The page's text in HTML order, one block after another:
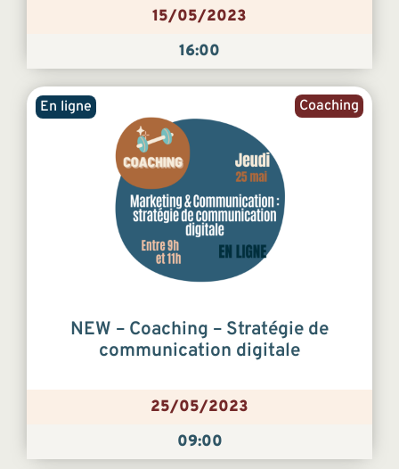
15/05/2023
16:00
Coaching
En ligne
NEW – Coaching – Stratégie de
communication digitale
25/05/2023
09:00